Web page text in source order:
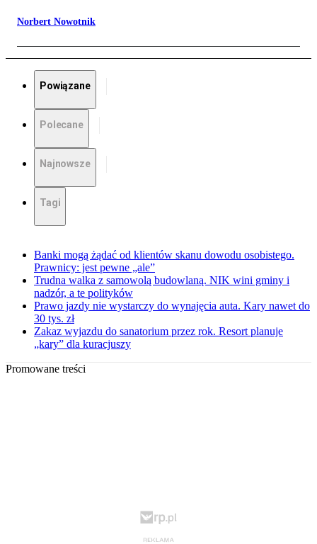
Norbert Nowotnik
Powiązane
Polecane
Najnowsze
Tagi
Banki mogą żądać od klientów skanu dowodu osobistego.
Prawnicy: jest pewne „ale”
Trudna walka z samowolą budowlaną. NIK wini gminy i
nadzór, a te polityków
Prawo jazdy nie wystarczy do wynajęcia auta. Kary nawet do
30 tys. zł
Zakaz wyjazdu do sanatorium przez rok. Resort planuje
„kary” dla kuracjuszy
Promowane treści